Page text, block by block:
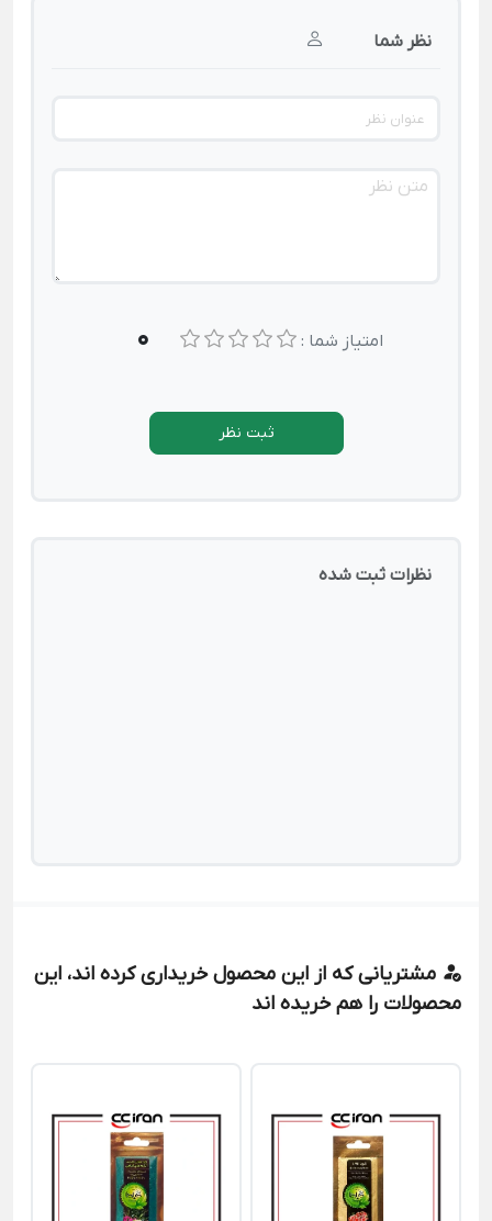
نظر شما
امتیاز شما : 0
ثبت نظر
نظرات ثبت شده
مشتریانی که از این محصول خریداری کرده اند، این
محصولات را هم خریده اند